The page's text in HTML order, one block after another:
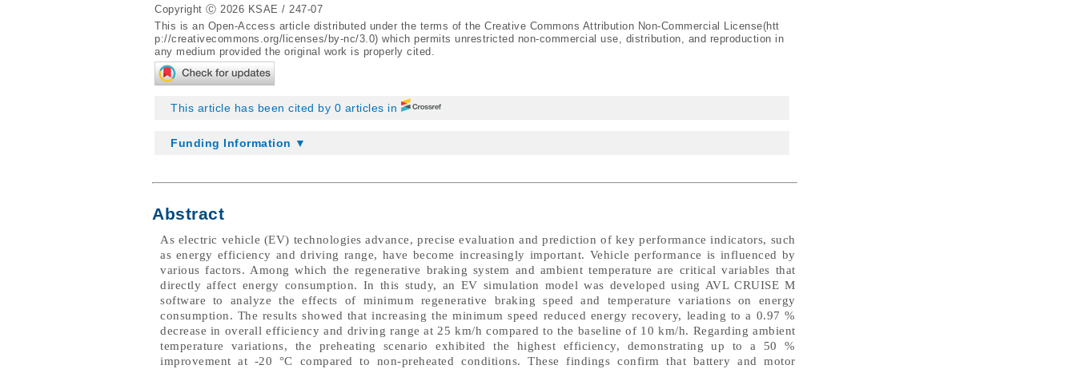
Copyright Ⓒ 2026 KSAE / 247-07
This is an Open-Access article distributed under the terms of the Creative Commons Attribution Non-Commercial License(htt
p://creativecommons.org/licenses/by-nc/3.0) which permits unrestricted non-commercial use, distribution, and reproduction in
any medium provided the original work is properly cited.
This article has been cited by 0 articles in
Funding Information ▼
Abstract
As electric vehicle (EV) technologies advance, precise evaluation and prediction of key performance indicators, such
as energy efficiency and driving range, have become increasingly important. Vehicle performance is influenced by
various factors. Among which the regenerative braking system and ambient temperature are critical variables that
directly affect energy consumption. In this study, an EV simulation model was developed using AVL CRUISE M
software to analyze the effects of minimum regenerative braking speed and temperature variations on energy
consumption. The results showed that increasing the minimum speed reduced energy recovery, leading to a 0.97 %
decrease in overall efficiency and driving range at 25 km/h compared to the baseline of 10 km/h. Regarding ambient
temperature variations, the preheating scenario exhibited the highest efficiency, demonstrating up to a 50 %
improvement at -20 °C compared to non-preheated conditions. These findings confirm that battery and motor